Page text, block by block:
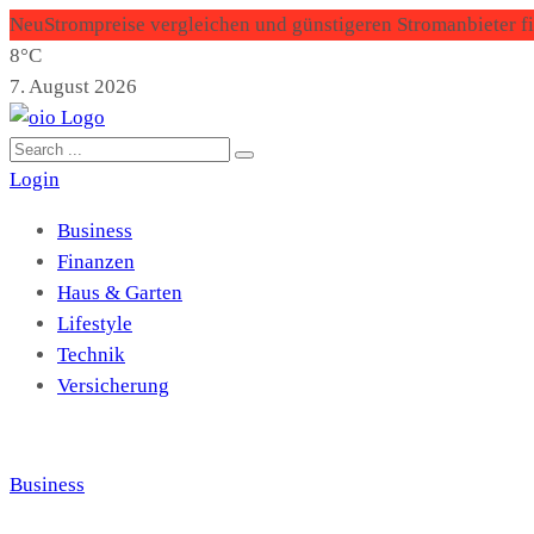
NeuStrompreise vergleichen und günstigeren Stromanbieter
8°C
7. August 2026
Login
Business
Finanzen
Haus & Garten
Lifestyle
Technik
Versicherung
Business